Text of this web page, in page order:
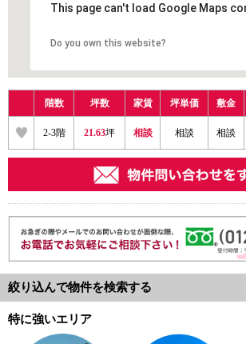
This page can't load Google Maps
Do you own this website?
階数 坪数 家賃 坪単価 敷金
2-3階 21.63坪 相談 相談 相談
絞り込んで物件を検索する
特に強いエリア